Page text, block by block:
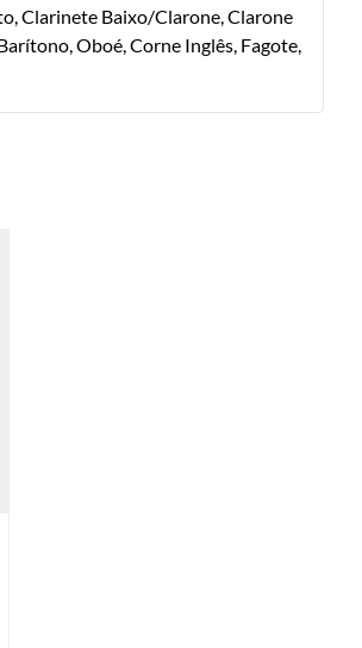
Clarinete Baixo/Clarone, Clarone
Oboé, Corne Inglês, Fagote,